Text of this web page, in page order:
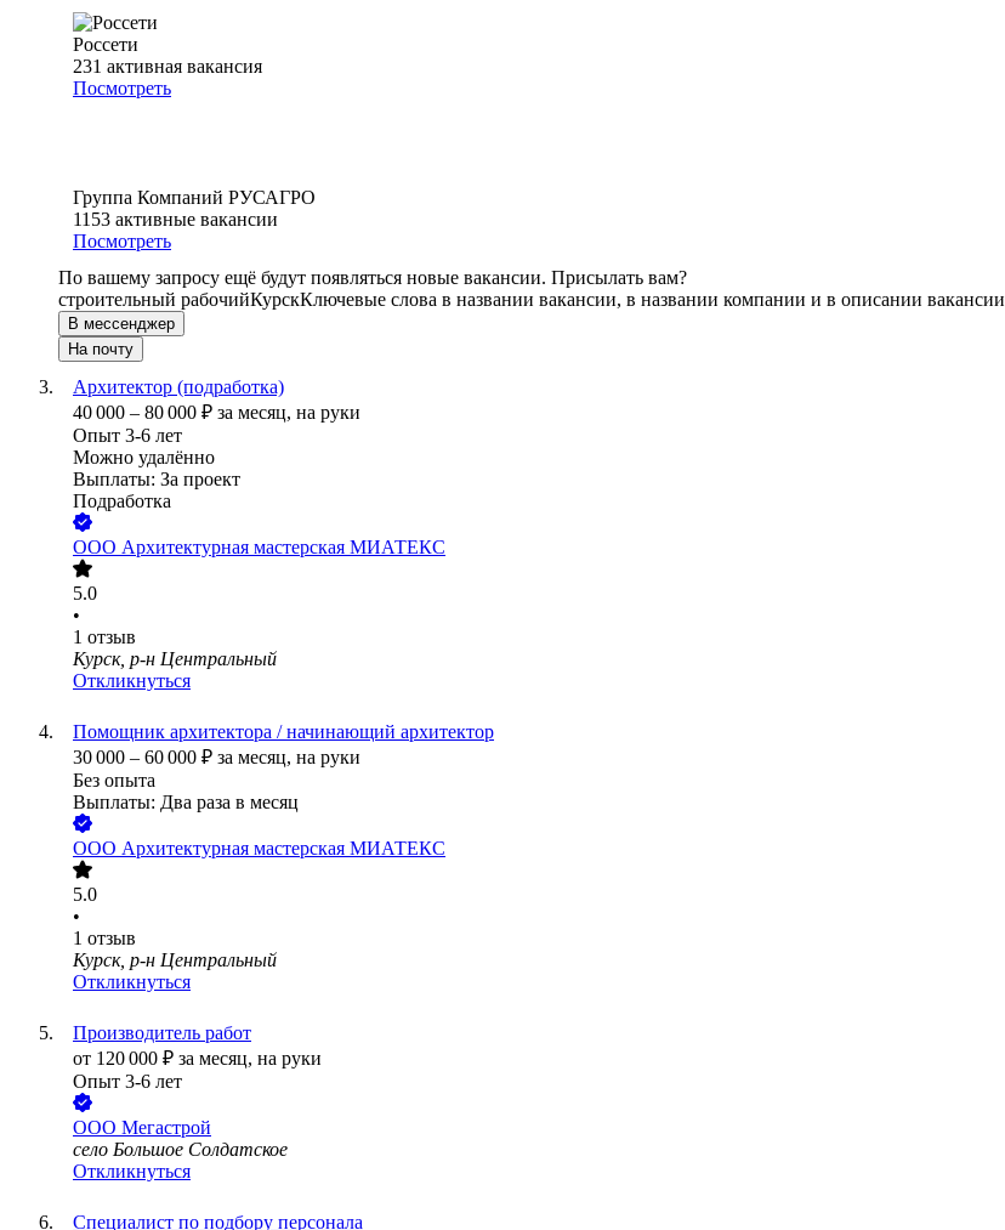
Россети
231 активная вакансия
Посмотреть
Группа Компаний РУСАГРО
1153 активные вакансии
Посмотреть
По вашему запросу ещё будут появляться новые вакансии. Присылать вам?
строительный рабочийКурскКлючевые слова в названии вакансии, в названии компании и в описании вакансии
В мессенджер
На почту
Архитектор (подработка)
40 000 – 80 000 ₽ за месяц, на руки
Опыт 3-6 лет
Можно удалённо
Выплаты: За проект
Подработка
ООО Архитектурная мастерская МИАТЕКС
5.0
•
1 отзыв
Курск, р-н Центральный
Откликнуться
Помощник архитектора / начинающий архитектор
30 000 – 60 000 ₽ за месяц, на руки
Без опыта
Выплаты: Два раза в месяц
ООО Архитектурная мастерская МИАТЕКС
5.0
•
1 отзыв
Курск, р-н Центральный
Откликнуться
Производитель работ
от 120 000 ₽ за месяц, на руки
Опыт 3-6 лет
ООО Мегастрой
село Большое Солдатское
Откликнуться
Специалист по подбору персонала